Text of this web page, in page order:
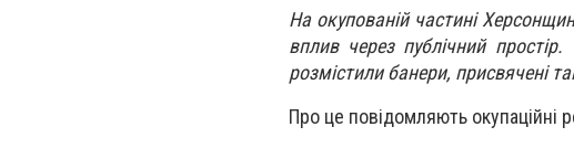
На окупованій частині
вплив через публічний
розмістили банери, присвячені
Про це повідомляють окупаційні